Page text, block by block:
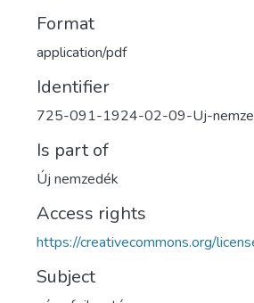
Format
application/pdf
Identifier
725-091-1924-02-09-Uj-
Is part of
Új nemzedék
Access rights
https://creativecommons.org/
Subject